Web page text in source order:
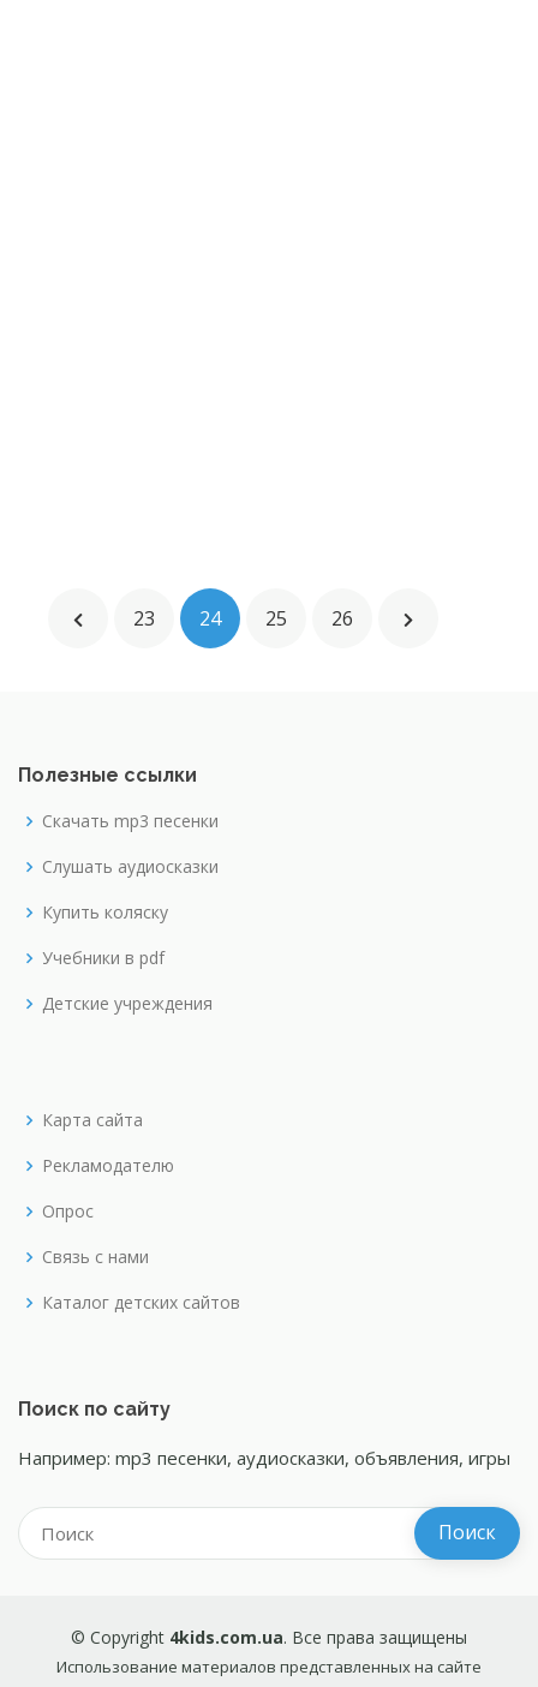
23 24 25 26
Полезные ссылки
Скачать mp3 песенки
Слушать аудиосказки
Купить коляску
Учебники в pdf
Детские учреждения
Карта сайта
Рекламодателю
Опрос
Связь с нами
Каталог детских сайтов
Поиск по сайту
Например: mp3 песенки, аудиосказки, объявления, игры
© Copyright 4kids.com.ua. Все права защищены
Использование материалов представленных на сайте